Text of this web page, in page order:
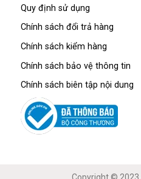
Quy định sử dụng
Chính sách đổi trả hàng
Chính sách kiểm hàng
Chính sách bảo vệ thông tin
Chính sách biên tập nội dung
Copyright © 2023